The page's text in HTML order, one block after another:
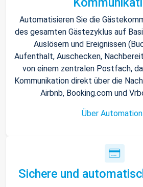
Automatisieren Sie die
des gesamten Gästezyklus auf
Auslösern und Ereignissen
Aufenthalt, Auschecken,
von einem zentralen Postfach,
Kommunikation direkt über die
Airbnb, Booking.com und
Über Automation
Sichere und